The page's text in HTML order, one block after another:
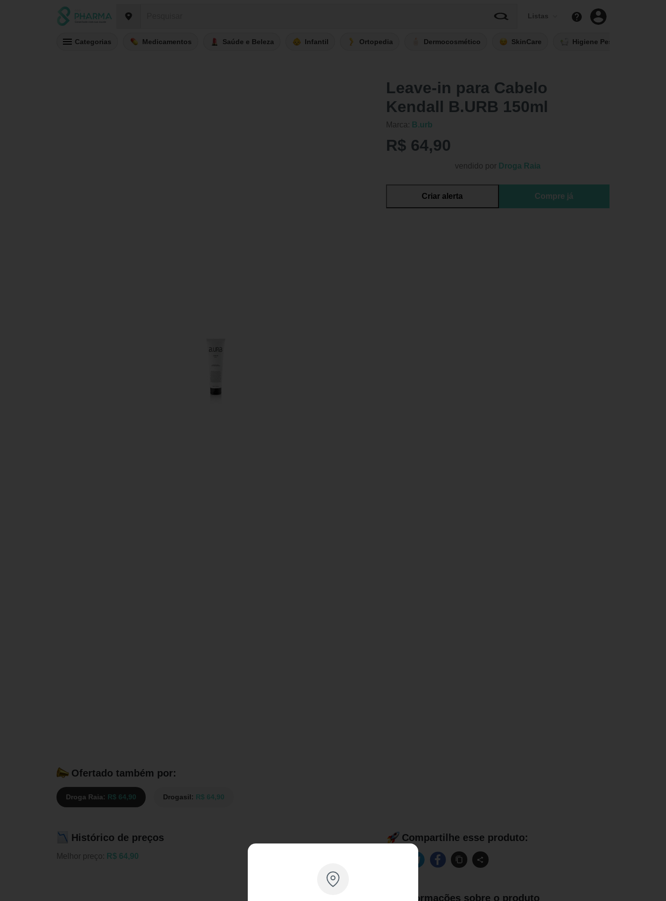
Listas
Categorias Medicamentos Saúde e Beleza Infantil Ortopedia Dermocosmético SkinCare Higiene Pessoal
Leave-in para Cabelo
Kendall B.URB 150ml
Marca: B.urb
R$ 64,90
vendido por Droga Raia
Criar alerta Compre já
Ofertado também por:
Droga Raia: R$ 64,90 Drogasil: R$ 64,90
Histórico de preços
Melhor preço: R$ 64,90
Compartilhe esse produto:
Informações sobre o produto